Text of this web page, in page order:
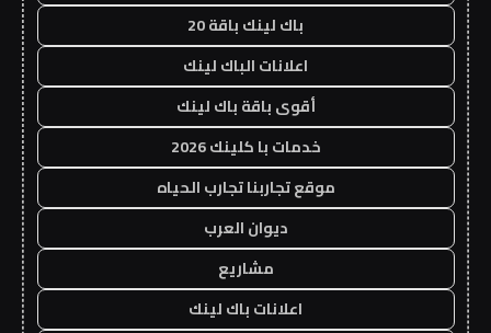
باك لينك باقة 20
اعلانات الباك لينك
أقوى باقة باك لينك
خدمات با كلينك 2026
موقع تجاربنا تجارب الحياه
ديوان العرب
مشاريع
اعلانات باك لينك